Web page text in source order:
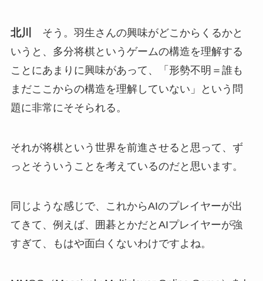
北川
そう。羽生さんの興味がどこからくるかと
いうと、多分将棋というゲームの構造を理解する
ことにあまりに興味があって、「形勢不明＝誰も
まだここからの構造を理解していない」という問
題に非常にそそられる。
それが将棋という世界を前進させると思って、ず
っとそういうことを考えているのだと思います。
同じような感じで、これからAIのプレイヤーが出
てきて、例えば、囲碁とかだとAIプレイヤーが強
すぎて、もはや面白くないわけですよね。